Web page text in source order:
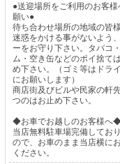
●送迎場所をご利用のお客様
願い●
待ち合わせ場所の地域の皆
迷惑をかける事がないよう
ーをお守り下さい。タバコ
ム・空き缶などのポイ捨て
め下さい。（ゴミ等はドラ
にお願いします）
商店街及びビルや民家の軒
つのはお止め下さい。
◆お車でお越しのお客様へ
当店無料駐車場完備してお
ので、お車のまま当店横に
ください。